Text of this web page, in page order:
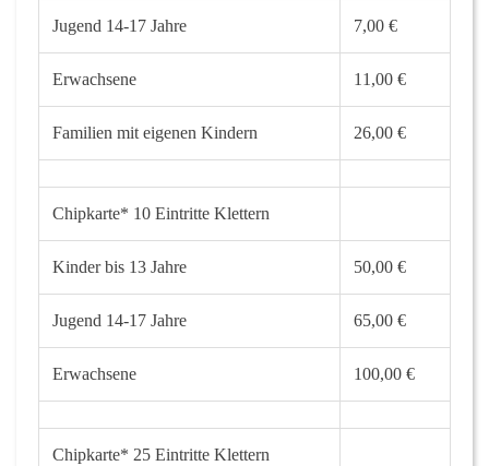
Jugend 14-17 Jahre 7,00 €
Erwachsene 11,00 €
Familien mit eigenen Kindern 26,00 €
Chipkarte* 10 Eintritte Klettern
Kinder bis 13 Jahre 50,00 €
Jugend 14-17 Jahre 65,00 €
Erwachsene 100,00 €
Chipkarte* 25 Eintritte Klettern